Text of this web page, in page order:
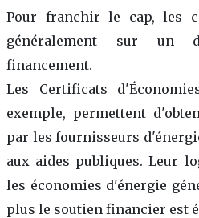
Pour franchir le cap, les
généralement sur un
financement.
Les Certificats
exemple, permettent
par les fournisseurs
aux aides publiques. Leur
les économies d'énergie
plus le soutien financier est